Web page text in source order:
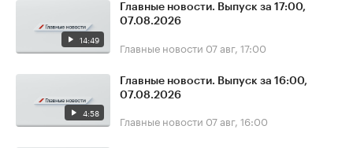
14:49
Главные новости. Выпуск за 17:00,
07.08.2026
Главные новости 07 авг, 17:00
4:58
Главные новости. Выпуск за 16:00,
07.08.2026
Главные новости 07 авг, 16:00